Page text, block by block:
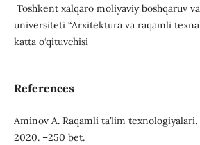
Toshkent xalqaro moliyaviy boshqaruv
universiteti “Arxitektura va raqamli
katta o‘qituvchisi
References
Aminov A. Raqamli ta’lim texnologiyalari.
2020. –250 bet.